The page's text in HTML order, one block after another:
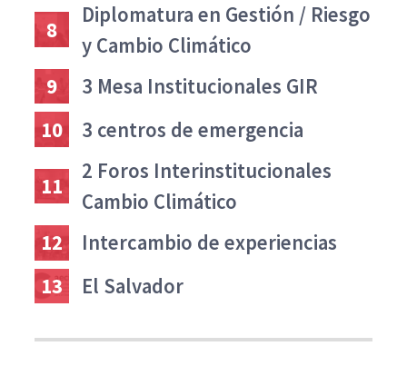
8
Diplomatura en Gestión / Riesgo
y Cambio Climático
9
3 Mesa Institucionales GIR
10
3 centros de emergencia
11
2 Foros Interinstitucionales
Cambio Climático
12
Intercambio de experiencias
13
El Salvador